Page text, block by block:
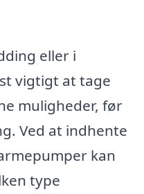
eller i
vigtigt at tage
muligheder, før
Ved at indhente
kan
type